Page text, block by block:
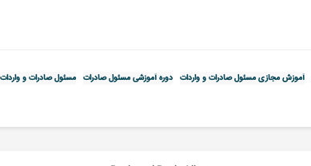
آموزش مجازی مسئول صادرات و واردات دوره آموزشی مسئول صادرات مسئول صادرات و واردات